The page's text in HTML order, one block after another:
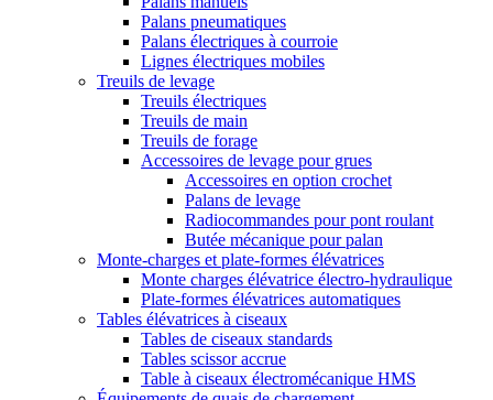
Palans pneumatiques
Palans électriques à courroie
Lignes électriques mobiles
Treuils de levage
Treuils électriques
Treuils de main
Treuils de forage
Accessoires de levage pour grues
Accessoires en option crochet
Palans de levage
Radiocommandes pour pont roulant
Butée mécanique pour palan
Monte-charges et plate-formes élévatrices
Monte charges élévatrice électro-hydraulique
Plate-formes élévatrices automatiques
Tables élévatrices à ciseaux
Tables de ciseaux standards
Tables scissor accrue
Table à ciseaux électromécanique HMS